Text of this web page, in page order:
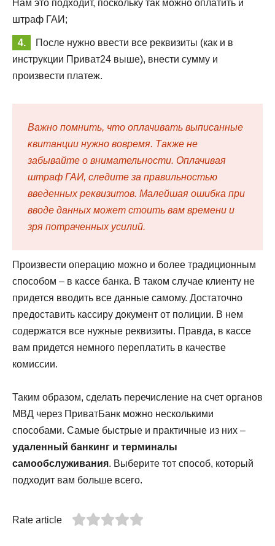
Нам это подходит, поскольку так можно оплатить и
штраф ГАИ;
После нужно ввести все реквизиты (как и в
инструкции Приват24 выше), внести сумму и
произвести платеж.
Важно помнить, что оплачивать выписанные
квитанции нужно вовремя. Также не
забывайте о внимательности. Оплачивая
штраф ГАИ, следите за правильностью
введенных реквизитов. Малейшая ошибка при
вводе данных может стоить вам времени и
зря потраченных усилий.
Произвести операцию можно и более традиционным
способом – в кассе банка. В таком случае клиенту не
придется вводить все данные самому. Достаточно
предоставить кассиру документ от полиции. В нем
содержатся все нужные реквизиты. Правда, в кассе
вам придется немного переплатить в качестве
комиссии.
Таким образом, сделать перечисление на счет органов
МВД через ПриватБанк можно несколькими
способами. Самые быстрые и практичные из них –
удаленный банкинг и терминалы
самообслуживания. Выберите тот способ, который
подходит вам больше всего.
Rate article